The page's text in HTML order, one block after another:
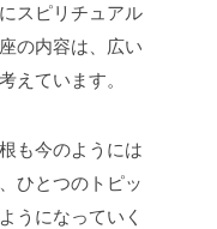
スピリチュアル
の内容は、広い
えています。
も今のようには
ひとつのトピッ
うになっていく